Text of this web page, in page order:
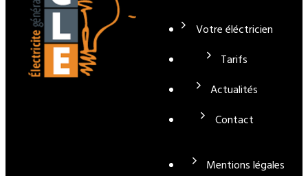
Votre éléctricien
Tarifs
Actualités
Contact
Mentions légales